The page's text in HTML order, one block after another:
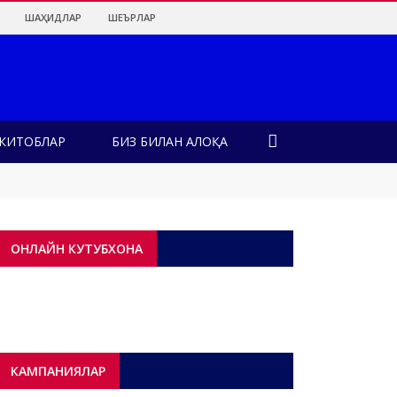
ШАҲИДЛАР ШЕЪРЛАР
КИТОБЛАР БИЗ БИЛАН АЛОҚА
ОНЛАЙН КУТУБХОНА
КАМПАНИЯЛАР